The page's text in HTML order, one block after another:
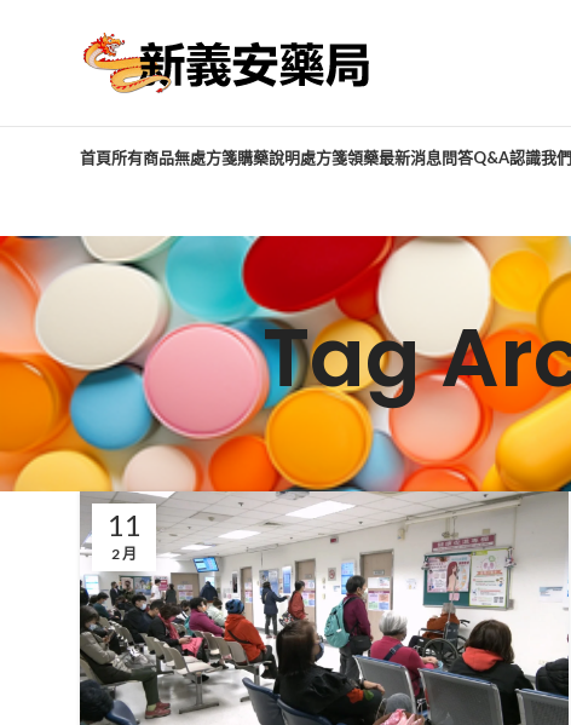
首頁所有商品無處方箋購藥說明處方箋領藥最新消息問答Q&A認識我們
Tag
11
2 月